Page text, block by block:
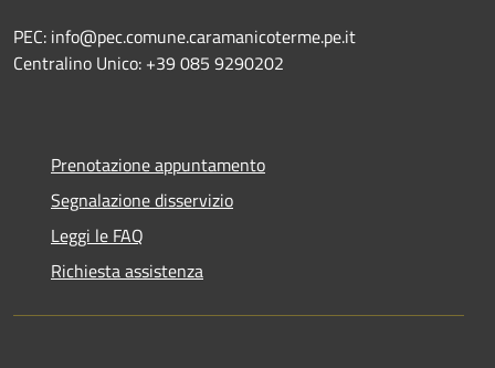
PEC: info@pec.comune.caramanicoterme.pe.it
Centralino Unico: +39 085 9290202
Prenotazione appuntamento
Segnalazione disservizio
Leggi le FAQ
Richiesta assistenza